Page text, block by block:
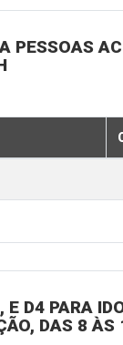
PESSOAS
D4 PARA
DAS 8 ÀS